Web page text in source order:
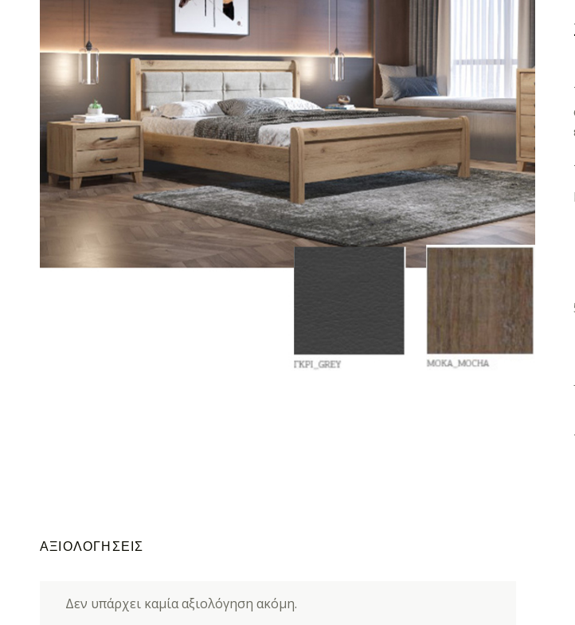
ΑΞΙΟΛΟΓΉΣΕΙΣ
Δεν υπάρχει καμία αξιολόγηση ακόμη.